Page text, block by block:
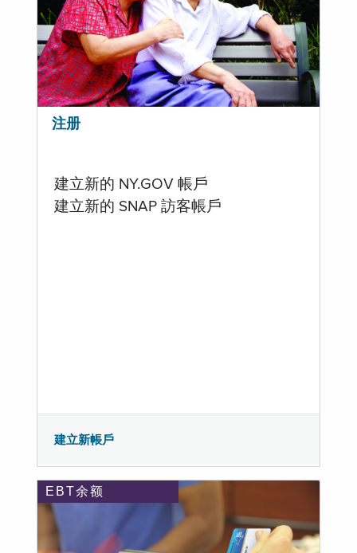
注册
建立新的 NY.GOV 帳戶
建立新的 SNAP 訪客帳戶
建立新帳戶
EBT余额